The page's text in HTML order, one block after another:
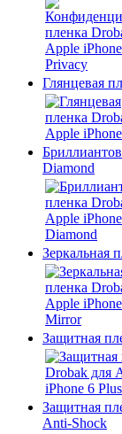
Глянцевая
Diamond
Зеркальная
Защитная
Защитная
Anti-Shock